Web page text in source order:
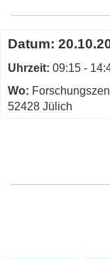
Termine
zum
diesen
Kurs
Datum:
Uhrzeit: 09:15 -
Wo:
52428 Jülich